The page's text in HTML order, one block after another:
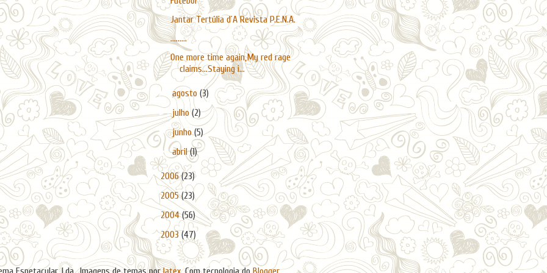
Jantar Tertúlia d´A Revista P.E.N.A.
.........
One more time again,My red rage
claims...Staying i...
►agosto(3)
►julho(2)
►junho(5)
►abril(1)
►2006(23)
►2005(23)
►2004(56)
►2003 (47)